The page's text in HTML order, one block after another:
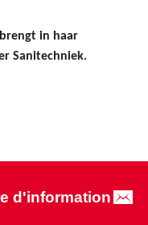
in haar
Sanitechniek.
d'information